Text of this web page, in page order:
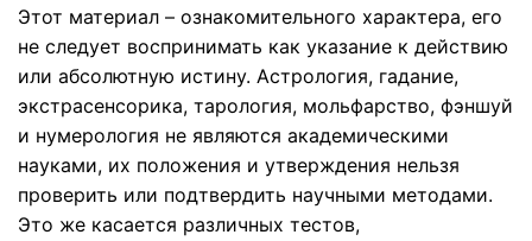
Этот материал – ознакомительного характера, его
не следует воспринимать как указание к действию
или абсолютную истину. Астрология, гадание,
экстрасенсорика, тарология, мольфарство, фэншуй
и нумерология не являются академическими
науками, их положения и утверждения нельзя
проверить или подтвердить научными методами.
Это же касается различных тестов,